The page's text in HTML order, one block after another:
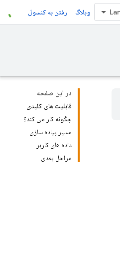
وبلاگ رفتن به کنسول
در این صفحه
قابلیت های کلیدی
چگونه کار می کند؟
مسیر پیاده سازی
داده های کاربر
مراحل بعدی